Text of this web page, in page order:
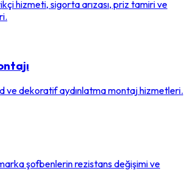
hizmeti, sigorta arızası, priz tamiri ve
ve dekoratif aydınlatma montaj hizmetleri.
şofbenlerin rezistans değişimi ve